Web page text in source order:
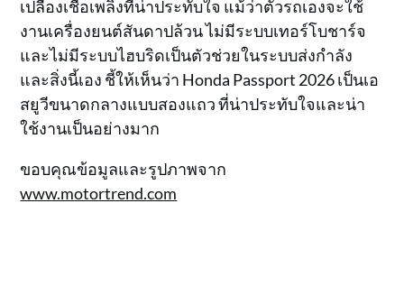
เปลืองเชื้อเพลิงที่น่าประทับใจ แม้ว่าตัวรถเองจะใช้
งานเครื่องยนต์สันดาปล้วน ไม่มีระบบเทอร์โบชาร์จ
และไม่มีระบบไฮบริดเป็นตัวช่วยในระบบส่งกำลัง
และสิ่งนี้เอง ชี้ให้เห็นว่า Honda Passport 2026 เป็นเอ
สยูวีขนาดกลางแบบสองแถว ที่น่าประทับใจและน่า
ใช้งานเป็นอย่างมาก
ขอบคุณข้อมูลและรูปภาพจาก
www.motortrend.com